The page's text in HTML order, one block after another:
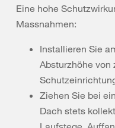
Eine hohe
Massnahmen:
Installieren Sie
Absturzhöhe von
Ziehen Sie bei
Dach stets